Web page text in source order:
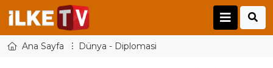
Ana Sayfa Dünya - Diplomasi